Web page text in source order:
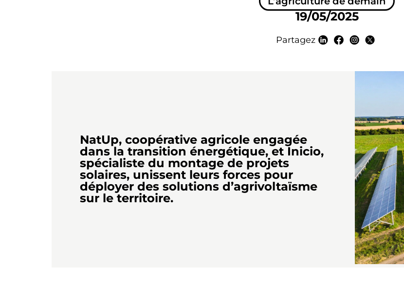
19/05/2025
Partagez
NatUp, coopérative agricole engagée
dans la transition énergétique, et Inicio,
spécialiste du montage de projets
solaires, unissent leurs forces pour
déployer des solutions d’agrivoltaïsme
sur le territoire.